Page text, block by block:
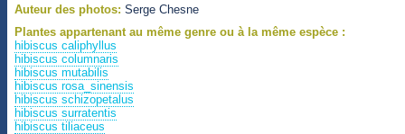
Auteur des photos: Serge Chesne
Plantes appartenant au même genre ou à la même espèce :
hibiscus caliphyllus
hibiscus columnaris
hibiscus mutabilis
hibiscus rosa_sinensis
hibiscus schizopetalus
hibiscus surratentis
hibiscus tiliaceus